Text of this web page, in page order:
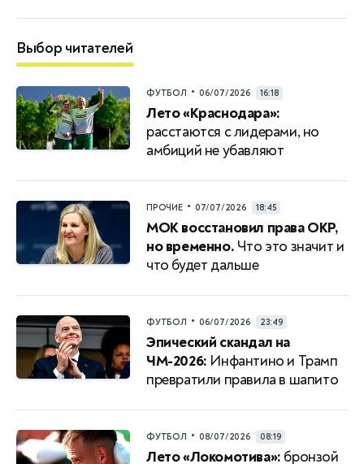
Выбор читателей
ФУТБОЛ • 06/07/2026 16:18
Лето «Краснодара»:
расстаются с лидерами, но
амбиций не убавляют
ПРОЧИЕ • 07/07/2026 18:45
МОК восстановил права ОКР,
но временно. Что это значит и
что будет дальше
ФУТБОЛ • 06/07/2026 23:49
Эпический скандал на
ЧМ-2026: Инфантино и Трамп
превратили правила в шапито
ФУТБОЛ • 08/07/2026 08:19
Лето «Локомотива»: бронзой